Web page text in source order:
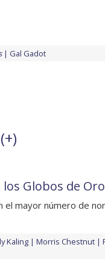
Gal Gadot
+)
Globos de
el mayor número de
Kaling Morris Chestnut